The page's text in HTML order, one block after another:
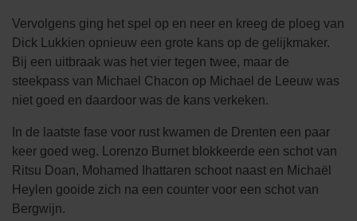
Vervolgens ging het spel op en neer en kreeg de ploeg van
Dick Lukkien opnieuw een grote kans op de gelijkmaker.
Bij een uitbraak was het vier tegen twee, maar de
steekpass van Michael Chacon op Michael de Leeuw was
niet goed en daardoor was de kans verkeken.
In de laatste fase voor rust kwamen de Drenten een paar
keer goed weg. Lorenzo Burnet blokkeerde een schot van
Ritsu Doan, Mohamed Ihattaren schoot naast en Michaël
Heylen gooide zich na een counter voor een schot van
Bergwijn.